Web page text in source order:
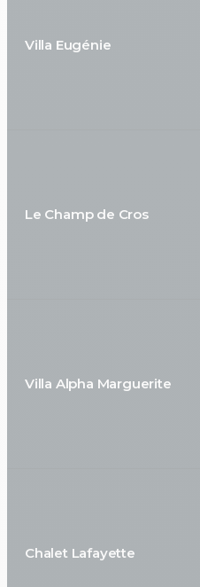
Villa Eugénie
Le Champ de Cros
Villa Alpha Marguerite
Chalet Lafayette